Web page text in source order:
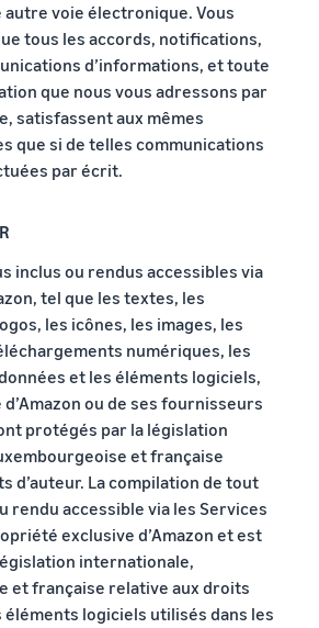
T-
voie électronique. Vous
tous les accords, notifications,
d’informations, et toute
que nous vous adressons par
satisfassent aux mêmes
que si de telles communications
par écrit.
inclus ou rendus accessibles via
tel que les textes, les
les icônes, les images, les
numériques, les
et les éléments logiciels,
ou de ses fournisseurs
protégés par la législation
et française
d’auteur. La compilation de tout
rendu accessible via les Services
exclusive d’Amazon et est
internationale,
et française relative aux droits
éléments logiciels utilisés dans les